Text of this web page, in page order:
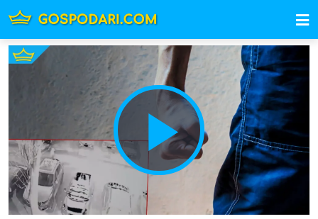
Play